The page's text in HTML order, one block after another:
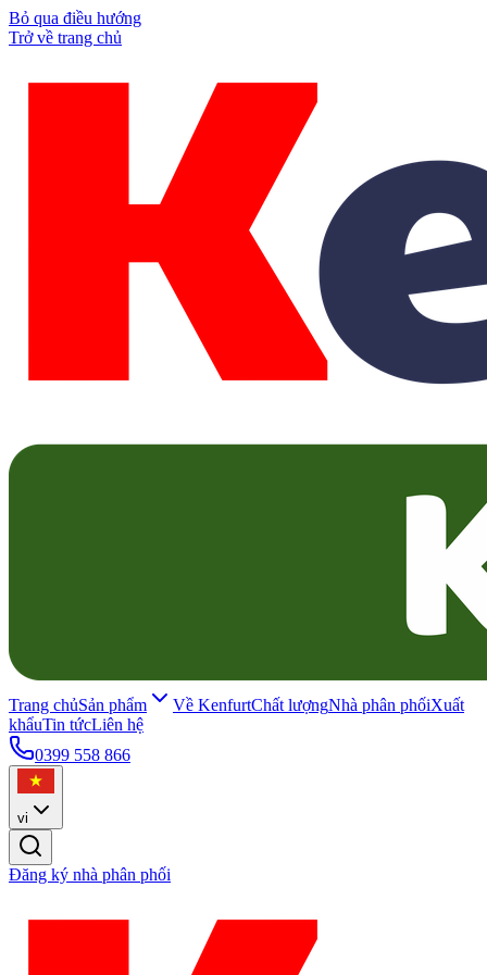
Bỏ qua điều hướng
Trở về trang chủ
Trang chủSản phẩm Về KenfurtChất lượngNhà phân phốiXuất
khẩuTin tứcLiên hệ
0399 558 866
vi
Đăng ký nhà phân phối